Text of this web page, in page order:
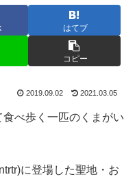
はてブ
コピー
2019.09.02 2021.03.05
べ歩く一匹のくまがい
に登場した聖地・お